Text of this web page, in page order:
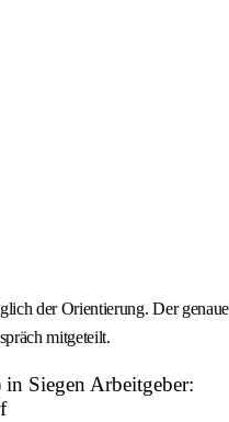
der Orientierung. Der genaue
mitgeteilt.
Siegen Arbeitgeber: